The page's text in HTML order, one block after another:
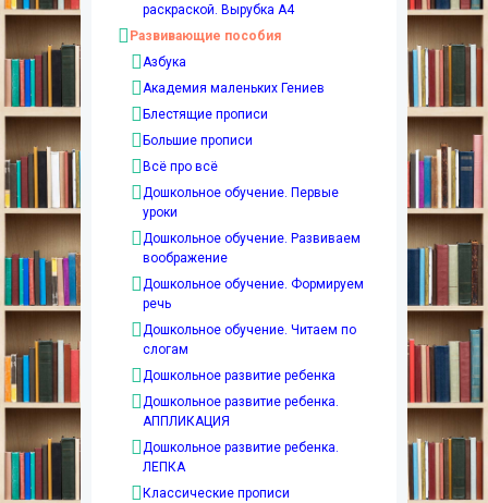
раскраской. Вырубка А4
Развивающие пособия
Азбука
Академия маленьких Гениев
Блестящие прописи
Большие прописи
Всё про всё
Дошкольное обучение. Первые
уроки
Дошкольное обучение. Развиваем
воображение
Дошкольное обучение. Формируем
речь
Дошкольное обучение. Читаем по
слогам
Дошкольное развитие ребенка
Дошкольное развитие ребенка.
АППЛИКАЦИЯ
Дошкольное развитие ребенка.
ЛЕПКА
Классические прописи